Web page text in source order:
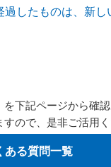
したものは、新
下記ページから確認
ので、是非ご活用く
ある質問一覧